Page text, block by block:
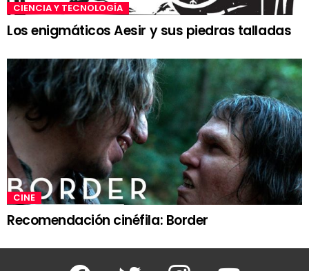
CIENCIA Y TECNOLOGÍA
Los enigmáticos Aesir y sus piedras talladas
CINE
Recomendación cinéfila: Border
Facebook Twitter Instagram Youtube